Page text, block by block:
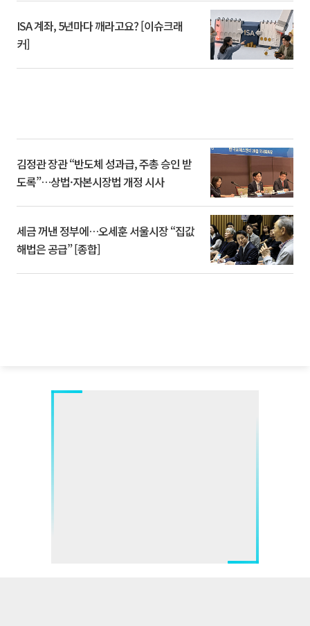
ISA 계좌, 5년마다 깨라고요? [이슈크래
커]
김정관 장관 “반도체 성과급, 주총 승인 받
도록”…상법·자본시장법 개정 시사
세금 꺼낸 정부에…오세훈 서울시장 “집값
해법은 공급” [종합]